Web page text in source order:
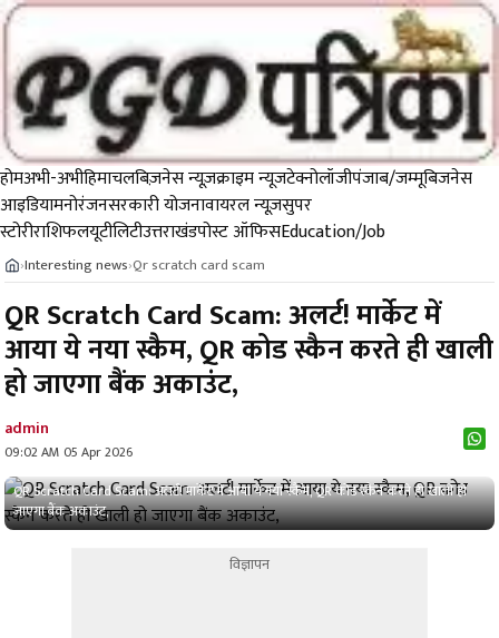
होमअभी-अभीहिमाचलबिज़नेस न्यूज़क्राइम न्यूजटेक्नोलॉजीपंजाब/जम्मूबिजनेस
आइडियामनोरंजनसरकारी योजनावायरल न्यूज़सुपर
स्टोरीराशिफलयूटीलिटीउत्तराखंडपोस्ट ऑफिसEducation/Job
›Interesting news›Qr scratch card scam
QR Scratch Card Scam: अलर्ट! मार्केट में
आया ये नया स्कैम, QR कोड स्कैन करते ही खाली
हो जाएगा बैंक अकाउंट,
admin
09:02 AM 05 Apr 2026
QR Scratch Card Scam: अलर्ट! मार्केट में आया ये नया स्कैम, QR कोड स्कैन करते ही खाली हो
जाएगा बैंक अकाउंट,
विज्ञापन